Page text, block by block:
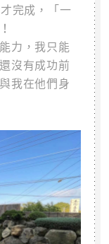
完成，「一
力，我只能
沒有成功前
我在他們身